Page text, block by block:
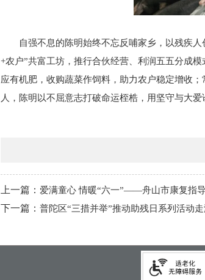
自强不息的陈明始终不忘反哺家乡，以残疾
+农户”共富工坊，推行合伙经营、利润五五分成
应有机肥，收购蔬菜作饲料，助力农户稳定增收
人，陈明以不屈意志打破命运桎梏，用坚守与大
上一篇： 爱满童心 情暖“六一”——舟山市康复指
下一篇： 普陀区“三措并举”推动助残日系列活动